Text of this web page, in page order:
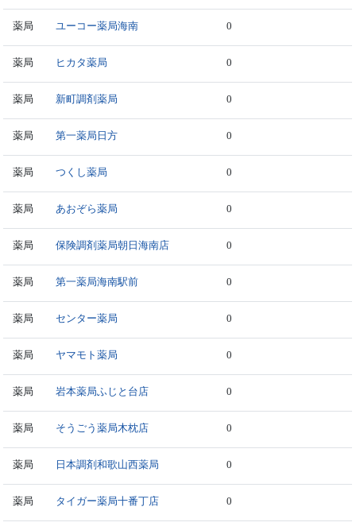
薬局 ユーコー薬局海南 0
薬局 ヒカタ薬局 0
薬局 新町調剤薬局 0
薬局 第一薬局日方 0
薬局 つくし薬局 0
薬局 あおぞら薬局 0
薬局 保険調剤薬局朝日海南店 0
薬局 第一薬局海南駅前 0
薬局 センター薬局 0
薬局 ヤマモト薬局 0
薬局 岩本薬局ふじと台店 0
薬局 そうごう薬局木枕店 0
薬局 日本調剤和歌山西薬局 0
薬局 タイガー薬局十番丁店 0